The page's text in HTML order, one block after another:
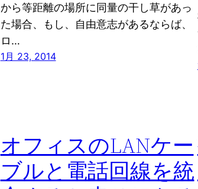
から等距離の場所に同量の干し草があっ
た場合、もし、自由意志があるならば、
ロ…
1月 23, 2014
オフィスのLANケー
ブルと電話回線を統